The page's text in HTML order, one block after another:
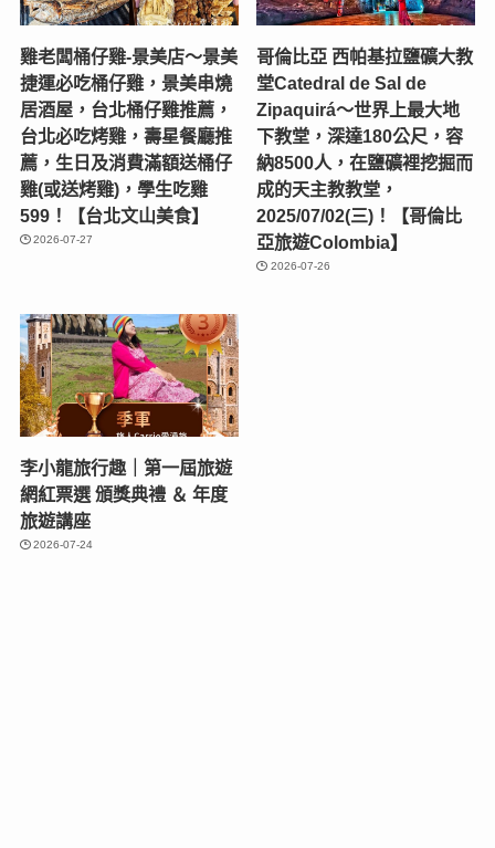
雞老闆桶仔雞-景美店〜景美
捷運必吃桶仔雞，景美串燒
居酒屋，台北桶仔雞推薦，
台北必吃烤雞，壽星餐廳推
薦，生日及消費滿額送桶仔
雞(或送烤雞)，學生吃雞
599！【台北文山美食】
2026-07-27
哥倫比亞 西帕基拉鹽礦大教
堂Catedral de Sal de
Zipaquirá～世界上最大地
下教堂，深達180公尺，容
納8500人，在鹽礦裡挖掘而
成的天主教教堂，
2025/07/02(三)！【哥倫比
亞旅遊Colombia】
2026-07-26
李小龍旅行趣｜第一屆旅遊
網紅票選 頒獎典禮 ＆ 年度
旅遊講座
2026-07-24